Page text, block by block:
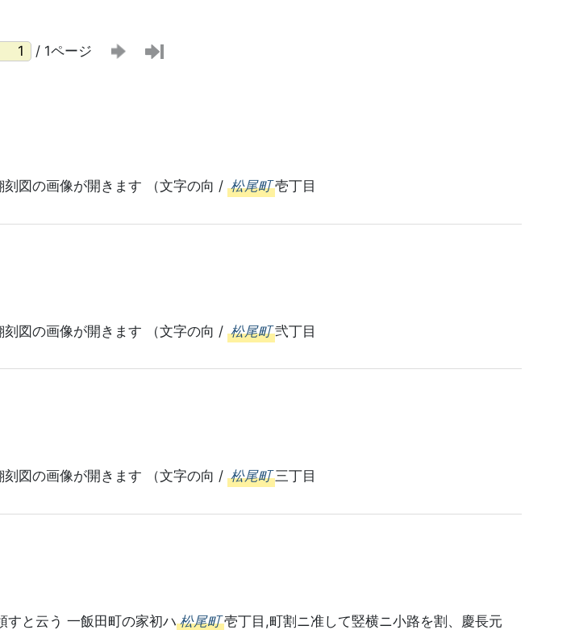
/ 1ページ
刻図の画像が開きます （文字の向 /松尾町 壱丁目
刻図の画像が開きます （文字の向 /松尾町 弐丁目
刻図の画像が開きます （文字の向 /松尾町 三丁目
と云う 一飯田町の家初ハ 松尾町 壱丁目,町割ニ准して竪横ニ小路を割、慶長元